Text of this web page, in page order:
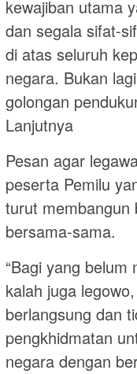
kewajiban utama
dan segala sifat-
di atas seluruh
negara. Bukan
golongan
Lanjutnya
Pesan agar
peserta Pemilu
turut membangun
bersama-sama.
“Bagi yang
kalah juga
berlangsung dan
pengkhidmatan
negara dengan